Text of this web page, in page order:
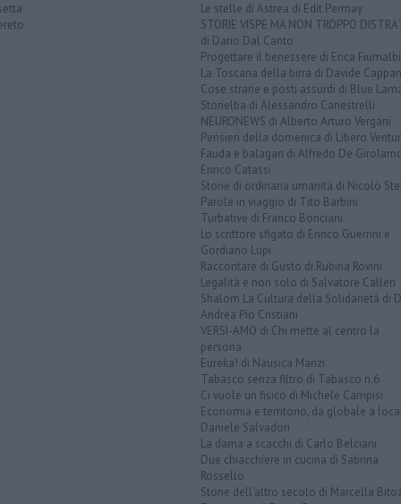
Le stelle di Astrea di Edit Permay
STORIE VISPE MA NON TROPPO
di Dario Dal Canto
Progettare il benessere di Erica Fiumalbi
La Toscana della birra di Davide
Cose strane e posti assurdi di Blue
Storielba di Alessandro Canestrelli
NEURONEWS di Alberto Arturo Vergani
Pensieri della domenica di Libero
Fauda e balagan di Alfredo De
Enrico Catassi
Storie di ordinaria umanità di Nicolò
Parole in viaggio di Tito Barbini
Turbative di Franco Bonciani
Lo scrittore sfigato di Enrico Guerrini e
Gordiano Lupi
Raccontare di Gusto di Rubina Rovini
Legalità e non solo di Salvatore Calleri
Shalom La Cultura della Solidarietà di
Andrea Pio Cristiani
VERSI-AMO di Chi mette al centro la
persona
Eureka! di Nausica Manzi
Tabasco senza filtro di Tabasco n.6
Ci vuole un fisico di Michele Campisi
Economia e territorio, da globale a
Daniele Salvadori
La dama a scacchi di Carlo Belciani
Due chiacchiere in cucina di Sabrina
Rossello
Storie dell'altro secolo di Marcella